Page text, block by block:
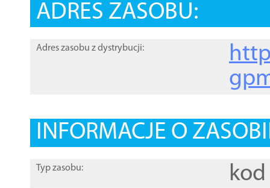
ADRES ZASOBU:
Adres zasobu z dystrybucji:
INFORMACJE O
Typ zasobu: kod